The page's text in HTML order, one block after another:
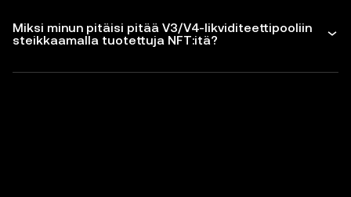
Miksi minun pitäisi pitää V3/V4-likviditeettipooliin
steikkaamalla tuotettuja NFT:itä?